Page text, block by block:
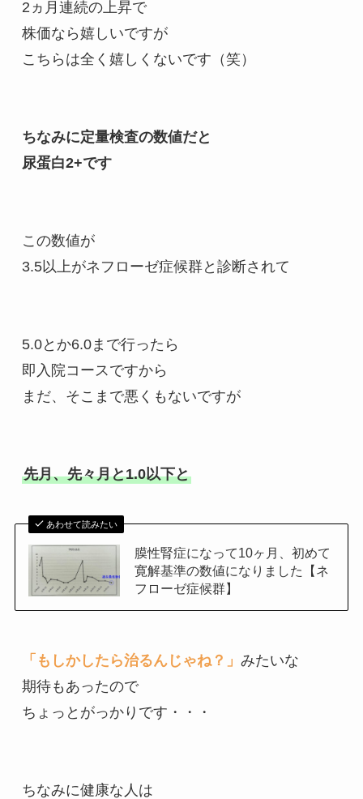
2ヵ月連続の上昇で
株価なら嬉しいですが
こちらは全く嬉しくないです（笑）
ちなみに定量検査の数値だと
尿蛋白2+です
この数値が
3.5以上がネフローゼ症候群と診断されて
5.0とか6.0まで行ったら
即入院コースですから
まだ、そこまで悪くもないですが
先月、先々月と1.0以下と
あわせて読みたい
膜性腎症になって10ヶ月、初めて
寛解基準の数値になりました【ネ
フローゼ症候群】
「もしかしたら治るんじゃね？」 みたいな
期待もあったので
ちょっとがっかりです・・・
ちなみに健康な人は